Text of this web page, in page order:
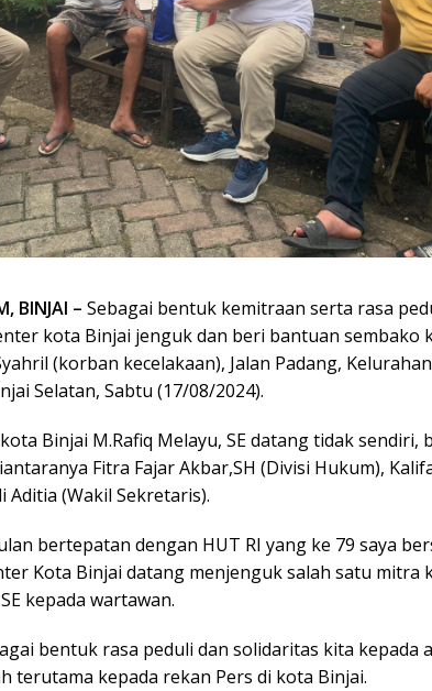
BINJAI – Sebagai bentuk kemitraan serta rasa
kota Binjai jenguk dan beri bantuan sembako
(korban kecelakaan), Jalan Padang,
Selatan, Sabtu (17/08/2024).
Binjai M.Rafiq Melayu, SE datang tidak sendiri,
Fitra Fajar Akbar,SH (Divisi Hukum),
Aditia (Wakil Sekretaris).
bertepatan dengan HUT RI yang ke 79 saya
Kota Binjai datang menjenguk salah satu mitra
kepada wartawan.
bentuk rasa peduli dan solidaritas kita kepada
terutama kepada rekan Pers di kota Binjai.